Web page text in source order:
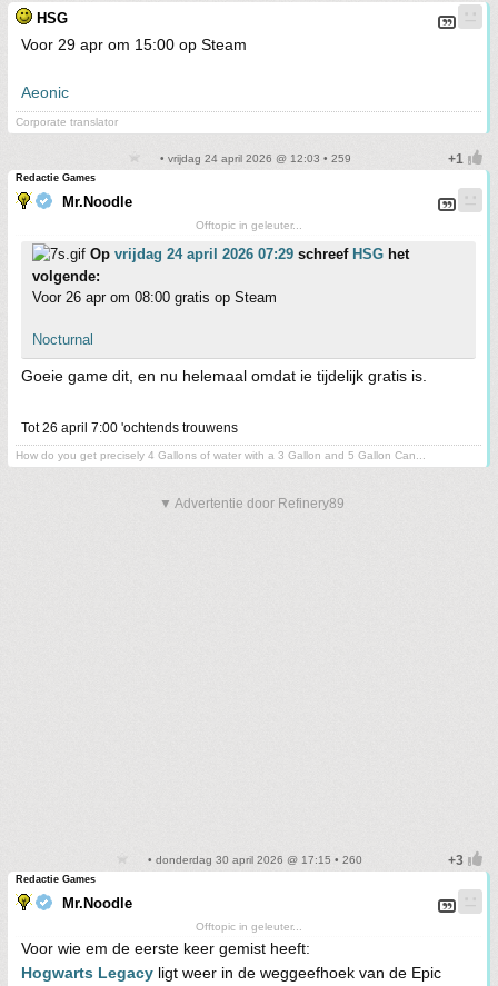
HSG
Voor 29 apr om 15:00 op Steam
Aeonic
Corporate translator
• vrijdag 24 april 2026 @ 12:03 • 259
Redactie Games
Mr.Noodle
Offtopic in geleuter...
Op vrijdag 24 april 2026 07:29 schreef HSG het
volgende:
Voor 26 apr om 08:00 gratis op Steam
Nocturnal
Goeie game dit, en nu helemaal omdat ie tijdelijk gratis is.
Tot 26 april 7:00 'ochtends trouwens
How do you get precisely 4 Gallons of water with a 3 Gallon and 5 Gallon Can...
▼ Advertentie door Refinery89
• donderdag 30 april 2026 @ 17:15 • 260
Redactie Games
Mr.Noodle
Offtopic in geleuter...
Voor wie em de eerste keer gemist heeft:
Hogwarts Legacy ligt weer in de weggeefhoek van de Epic